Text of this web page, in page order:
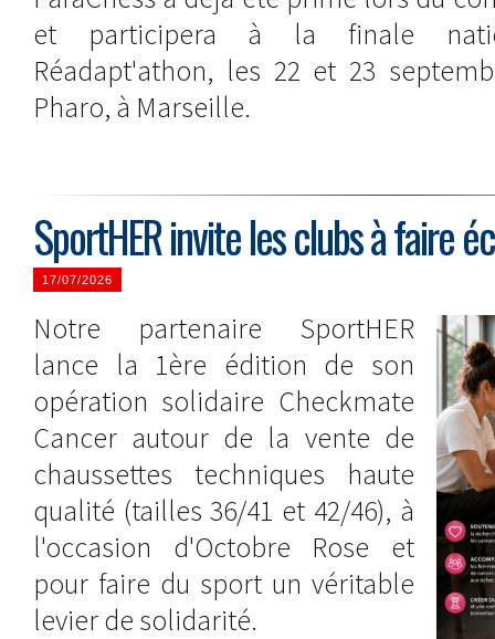
et participera à la finale
Réadapt'athon, les 22 et 23
Pharo, à Marseille.
SportHER invite les clubs à faire
17/07/2026
Notre partenaire SportHER
lance la 1ère édition de son
opération solidaire Checkmate
Cancer autour de la vente de
chaussettes techniques haute
qualité (tailles 36/41 et 42/46), à
l'occasion d'Octobre Rose et
pour faire du sport un véritable
levier de solidarité.